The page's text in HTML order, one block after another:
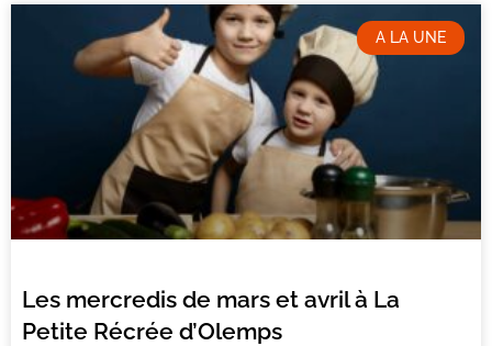
A LA UNE
Les mercredis de mars et avril à La
Petite Récrée d’Olemps